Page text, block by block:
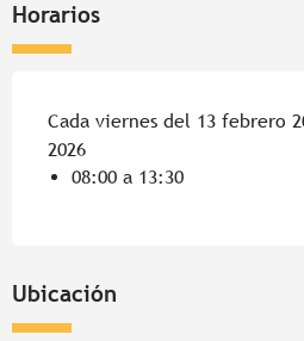
Horarios
Cada viernes del 13 febrero
2026
08:00 a 13:30
Ubicación